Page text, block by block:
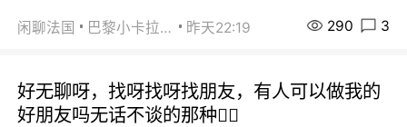
闲聊法国 巴黎小卡拉咪 昨天22:19 290 3
好无聊呀，找呀找呀找朋友，有人可以做我的
好朋友吗无话不谈的那种😮‍💨